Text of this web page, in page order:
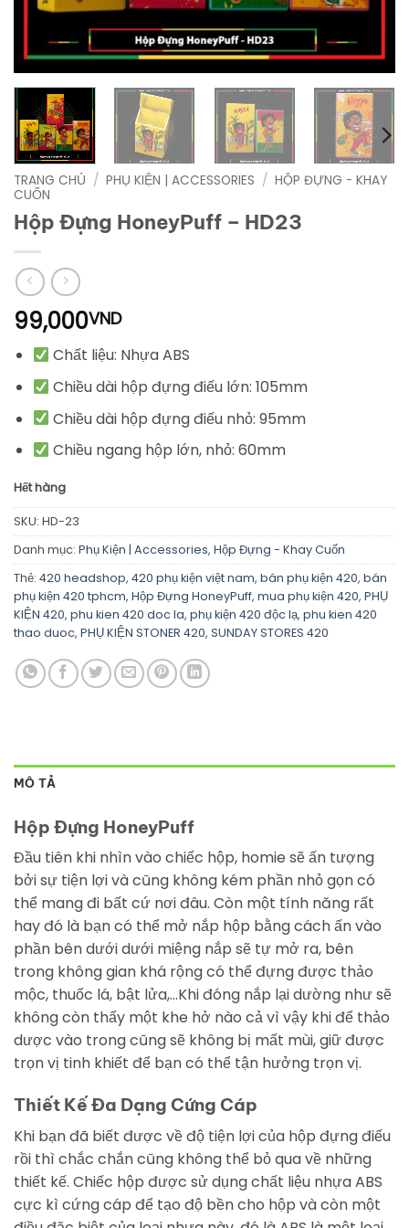
TRANG CHỦ / PHỤ KIỆN | ACCESSORIES / HỘP ĐỰNG - KHAY
CUỐN
Hộp Đựng HoneyPuff – HD23
99,000VND
Chất liệu: Nhựa ABS
Chiều dài hộp đựng điếu lớn: 105mm
Chiều dài hộp đựng điếu nhỏ: 95mm
Chiều ngang hộp lớn, nhỏ: 60mm
Hết hàng
SKU: HD-23
Danh mục: Phụ Kiện | Accessories, Hộp Đựng - Khay Cuốn
Thẻ: 420 headshop, 420 phụ kiện việt nam, bán phụ kiện 420, bán
phụ kiện 420 tphcm, Hộp Đựng HoneyPuff, mua phụ kiện 420, PHỤ
KIỆN 420, phu kien 420 doc la, phụ kiện 420 độc lạ, phu kien 420
thao duoc, PHỤ KIỆN STONER 420, SUNDAY STORES 420
MÔ TẢ
Hộp Đựng HoneyPuff
Đầu tiên khi nhìn vào chiếc hộp, homie sẽ ấn tượng
bởi sự tiện lợi và cũng không kém phần nhỏ gọn có
thể mang đi bất cứ nơi đâu. Còn một tính năng rất
hay đó là bạn có thể mở nắp hộp bằng cách ấn vào
phần bên dưới dưới miệng nắp sẽ tự mở ra, bên
trong không gian khá rộng có thể đựng được thảo
mộc, thuốc lá, bật lửa,…Khi đóng nắp lại dường như sẽ
không còn thấy một khe hở nào cả vì vậy khi để thảo
dược vào trong cũng sẽ không bị mất mùi, giữ được
trọn vị tinh khiết để bạn có thể tận hưởng trọn vị.
Thiết Kế Đa Dạng Cứng Cáp
Khi bạn đã biết được về độ tiện lợi của hộp đựng điếu
rồi thì chắc chắn cũng không thể bỏ qua về những
thiết kế. Chiếc hộp được sử dụng chất liệu nhựa ABS
cực kì cứng cáp để tạo độ bền cho hộp và còn một